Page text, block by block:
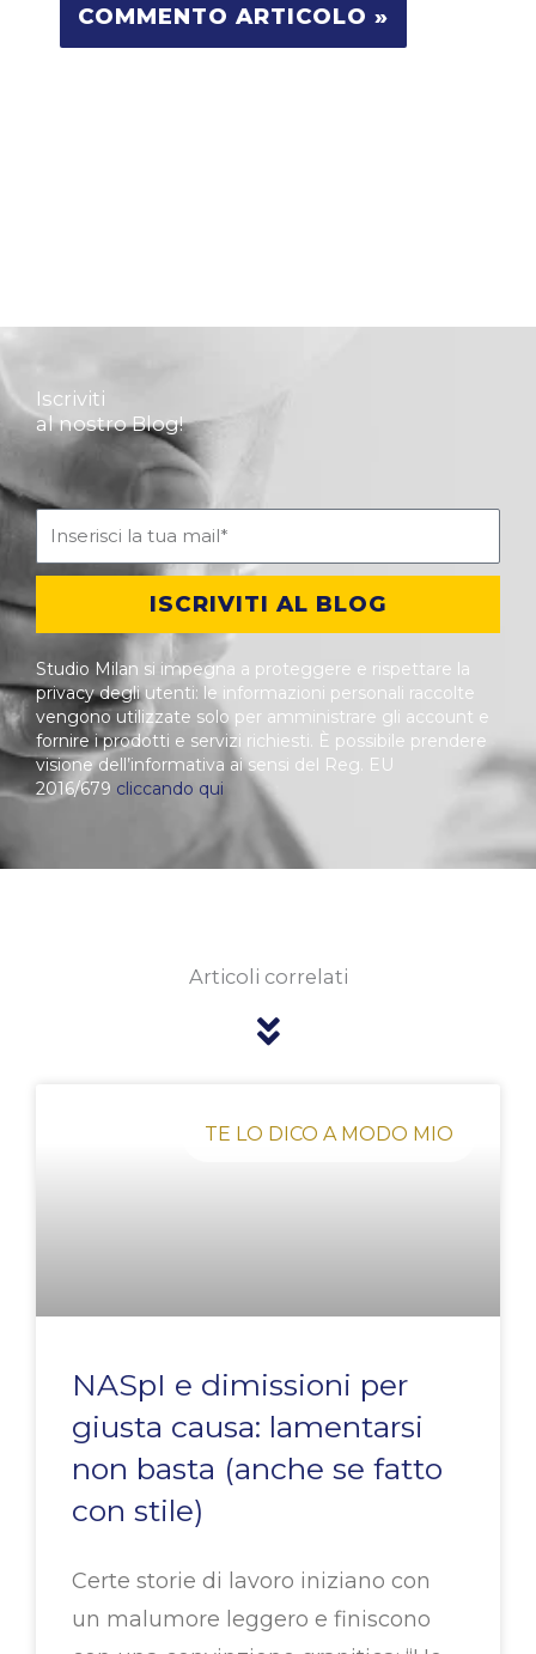
Iscriviti
al nostro Blog!
ISCRIVITI AL BLOG
Studio Milan si impegna a proteggere e rispettare la
privacy degli utenti: le informazioni personali raccolte
vengono utilizzate solo per amministrare gli account e
fornire i prodotti e servizi richiesti. È possibile prendere
visione dell’informativa ai sensi del Reg. EU
2016/679 cliccando qui
Articoli correlati
TE LO DICO A MODO MIO
NASpI e dimissioni per
giusta causa: lamentarsi
non basta (anche se fatto
con stile)
Certe storie di lavoro iniziano con
un malumore leggero e finiscono